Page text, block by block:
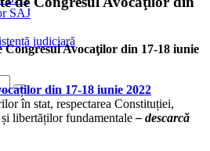
SAJ
judiciară
Avocaţilor din 17-18 iunie
din 17-18 iunie 2022
în stat, respectarea Constituției,
libertăților fundamentale– descarcă